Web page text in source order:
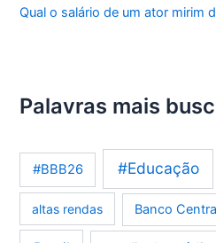
Qual o salário de um ator mirim
Palavras mais
#BBB26 #Educação
altas rendas Banco